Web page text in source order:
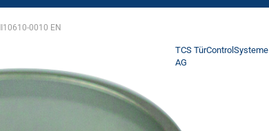
0010 EN
TCS TürControlSysteme
AG